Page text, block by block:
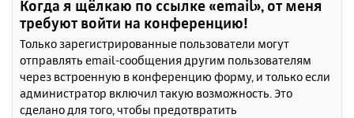
Когда я щёлкаю по ссылке «email», от меня
требуют войти на конференцию!
Только зарегистрированные пользователи могут
отправлять email-сообщения другим пользователям
через встроенную в конференцию форму, и только если
администратор включил такую возможность. Это
сделано для того, чтобы предотвратить